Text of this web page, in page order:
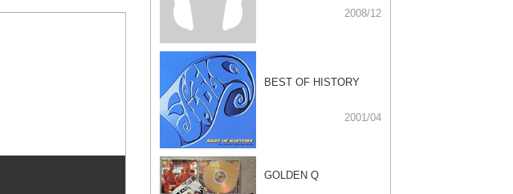
2008/12
BEST OF HISTORY
2001/04
GOLDEN Q